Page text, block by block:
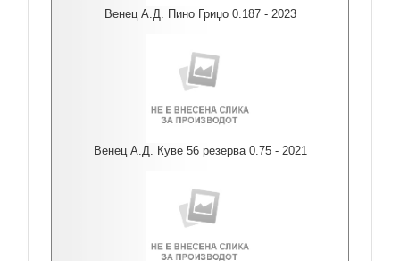
Венец А.Д. Пино Гриџо 0.187 - 2023
Венец А.Д. Куве 56 резерва 0.75 - 2021